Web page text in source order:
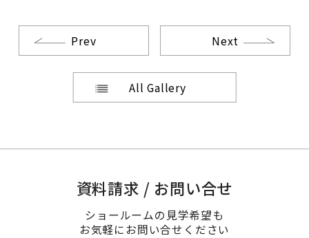
Prev
All Gallery
Next
資料請求 / お問い合せ
ショールームの見学希望も
お気軽にお問い合せください